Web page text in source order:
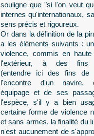
souligne que "si l'on veut
internes qu'internationaux,
sens précis et rigoureux.
Or dans la définition de la
a les éléments suivants :
violence, commis en
l'extérieur, à des fins
(entendre ici des fins de
l'encontre d'un navire,
équipage et de ses
l'espèce, s'il y a bien
certaine forme de violence
et sans armes, la finalité du
n'est aucunement de